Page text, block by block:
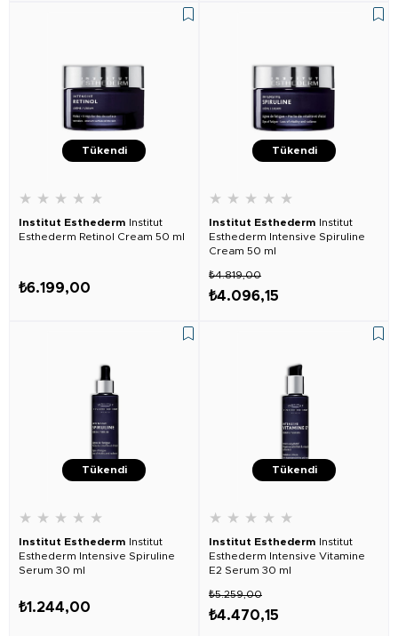
Tükendi
★ ★ ★ ★ ★
Institut Esthederm Institut
Esthederm Retinol Cream 50 ml
₺6.199,00
Tükendi
★ ★ ★ ★ ★
Institut Esthederm Institut
Esthederm Intensive Spiruline
Cream 50 ml
₺4.096,15
₺4.819,00
Tükendi
★ ★ ★ ★ ★
Institut Esthederm Institut
Esthederm Intensive Spiruline
Serum 30 ml
₺1.244,00
Tükendi
★ ★ ★ ★ ★
Institut Esthederm Institut
Esthederm Intensive Vitamine
E2 Serum 30 ml
₺4.470,15
₺5.259,00